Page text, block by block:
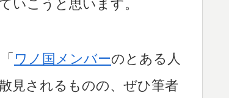
いこうと思います。
ワノ国メンバーのとある人
見されるものの、ぜひ筆者